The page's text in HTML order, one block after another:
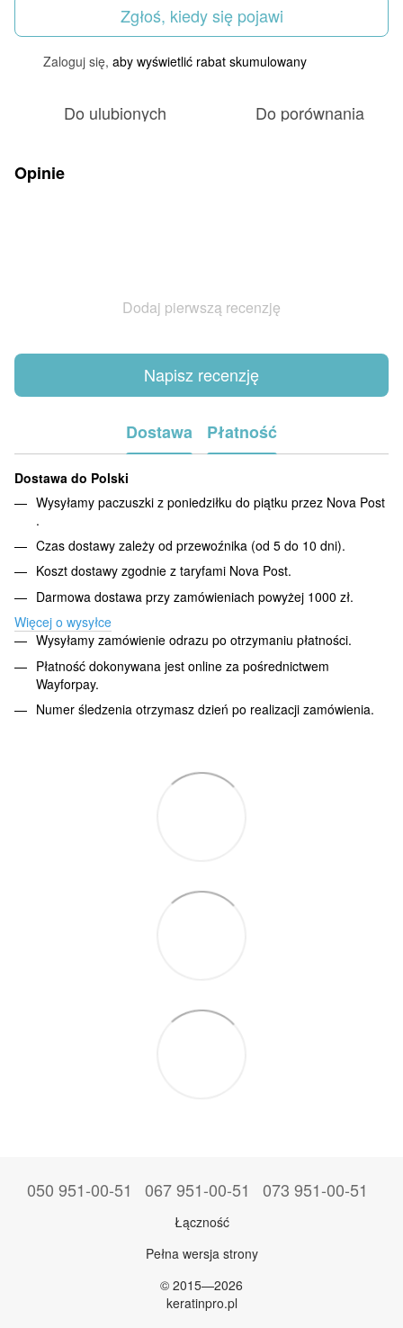
Zgłoś, kiedy się pojawi
Zaloguj się, aby wyświetlić rabat skumulowany
Do ulubionych Do porównania
Opinie
Dodaj pierwszą recenzję
Napisz recenzję
Dostawa Płatność
Dostawa do Polski
Wysyłamy paczuszki z poniedziłku do piątku przez Nova Post
.
Czas dostawy zależy od przewoźnika (od 5 do 10 dni).
Koszt dostawy zgodnie z taryfami Nova Post.
Darmowa dostawa przy zamówieniach powyżej 1000 zł.
Więcej o wysyłce
Wysyłamy zamówienie odrazu po otrzymaniu płatności.
Płatność dokonywana jest online za pośrednictwem
Wayforpay.
Numer śledzenia otrzymasz dzień po realizacji zamówienia.
050 951-00-51 067 951-00-51 073 951-00-51
Łączność
Pełna wersja strony
© 2015—2026
keratinpro.pl